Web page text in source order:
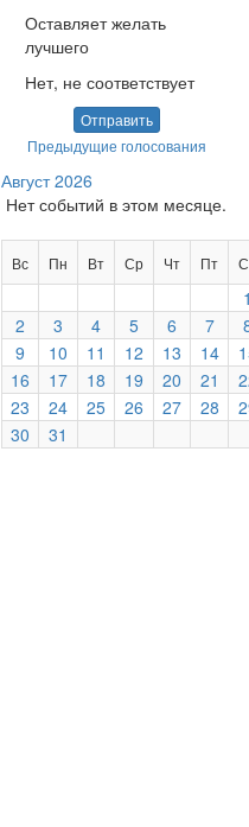
Оставляет желать
лучшего
Нет, не соответствует
Отправить
Предыдущие голосования
Август 2026
Нет событий в этом месяце.
Вс Пн Вт Ср Чт Пт
2
3 4 5 6 7
9
10 11 12 13 14
16
17 18 19 20 21
23
24 25 26 27 28
30
31